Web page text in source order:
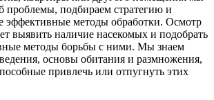
проблемы, подбираем стратегию и
эффективные методы обработки. Осмотр
выявить наличие насекомых и подобрать
методы борьбы с ними. Мы знаем
основы обитания и размножения,
привлечь или отпугнуть этих